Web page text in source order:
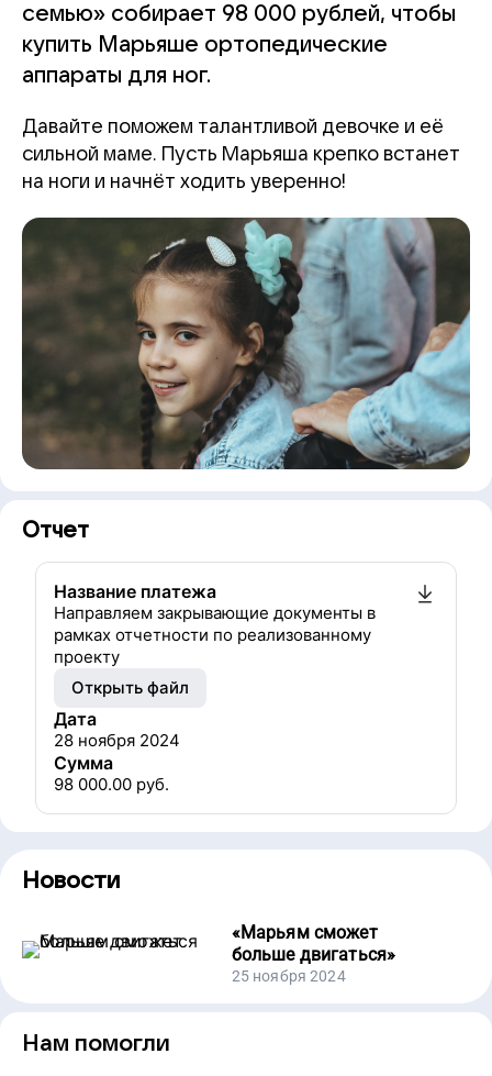
семью» собирает 98 000 рублей, чтобы
купить Марьяше ортопедические
аппараты для ног.
Давайте поможем талантливой девочке и её
сильной маме. Пусть Марьяша крепко встанет
на ноги и начнёт ходить уверенно!
Отчет
Название платежа
Направляем закрывающие документы в
рамках отчетности по реализованному
проекту
Открыть файл
Дата
28 ноября 2024
Сумма
98 000.00 руб.
Новости
«Марьям сможет
больше двигаться»
25 ноября 2024
Нам помогли